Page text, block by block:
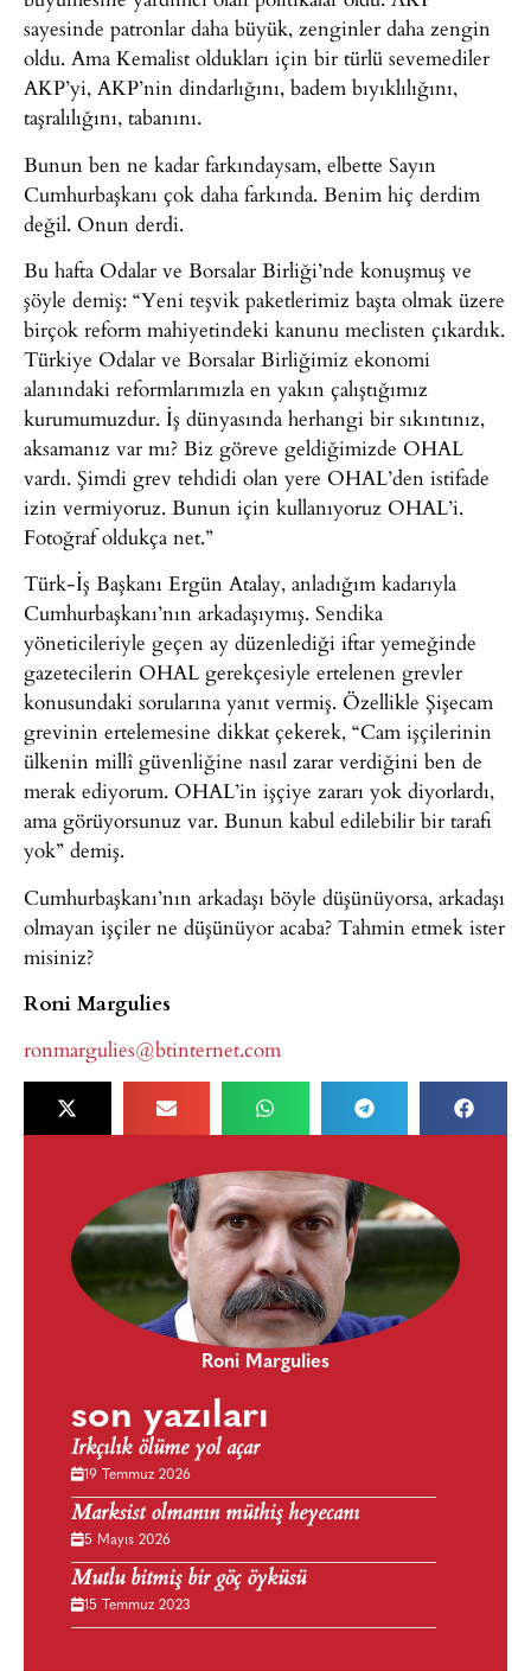
sayesinde patronlar daha büyük, zenginler daha zengin
oldu. Ama Kemalist oldukları için bir türlü sevemediler
AKP’yi, AKP’nin dindarlığını, badem bıyıklılığını,
taşralılığını, tabanını.
Bunun ben ne kadar farkındaysam, elbette Sayın
Cumhurbaşkanı çok daha farkında. Benim hiç derdim
değil. Onun derdi.
Bu hafta Odalar ve Borsalar Birliği’nde konuşmuş ve
şöyle demiş: “Yeni teşvik paketlerimiz başta olmak üzere
birçok reform mahiyetindeki kanunu meclisten çıkardık.
Türkiye Odalar ve Borsalar Birliğimiz ekonomi
alanındaki reformlarımızla en yakın çalıştığımız
kurumumuzdur. İş dünyasında herhangi bir sıkıntınız,
aksamanız var mı? Biz göreve geldiğimizde OHAL
vardı. Şimdi grev tehdidi olan yere OHAL’den istifade
izin vermiyoruz. Bunun için kullanıyoruz OHAL’i.
Fotoğraf oldukça net.”
Türk-İş Başkanı Ergün Atalay, anladığım kadarıyla
Cumhurbaşkanı’nın arkadaşıymış. Sendika
yöneticileriyle geçen ay düzenlediği iftar yemeğinde
gazetecilerin OHAL gerekçesiyle ertelenen grevler
konusundaki sorularına yanıt vermiş. Özellikle Şişecam
grevinin ertelemesine dikkat çekerek, “Cam işçilerinin
ülkenin millî güvenliğine nasıl zarar verdiğini ben de
merak ediyorum. OHAL’in işçiye zararı yok diyorlardı,
ama görüyorsunuz var. Bunun kabul edilebilir bir tarafı
yok” demiş.
Cumhurbaşkanı’nın arkadaşı böyle düşünüyorsa, arkadaşı
olmayan işçiler ne düşünüyor acaba? Tahmin etmek ister
misiniz?
Roni Margulies
ronmargulies@btinternet.com
Roni Margulies
son yazıları
Irkçılık ölüme yol açar
19 Temmuz 2026
Marksist olmanın müthiş heyecanı
5 Mayıs 2026
Mutlu bitmiş bir göç öyküsü
15 Temmuz 2023